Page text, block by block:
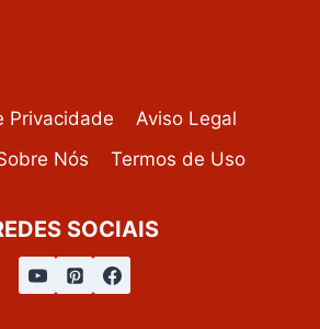
Privacidade
Aviso Legal
Nós Termos de Uso
SOCIAIS